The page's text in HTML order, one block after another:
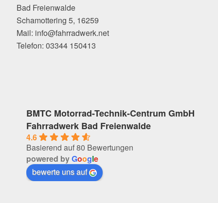
Bad Freienwalde
Schamottering 5, 16259
Mail: info@fahrradwerk.net
Telefon: 03344 150413
BMTC Motorrad-Technik-Centrum GmbH
Fahrradwerk Bad Freienwalde
4.6
Basierend auf 80 Bewertungen
powered byGoogle
bewerte uns auf